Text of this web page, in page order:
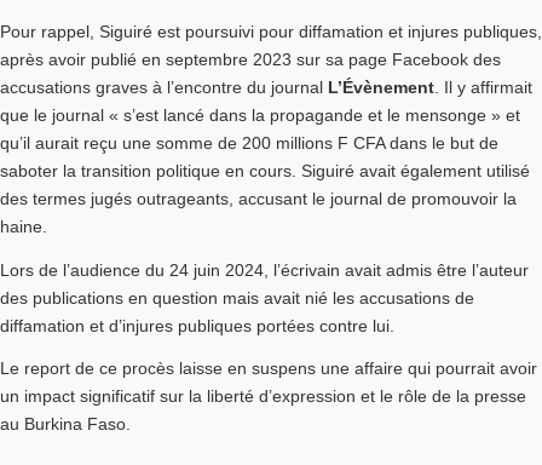
Pour rappel, Siguiré est poursuivi pour diffamation et injures publiques,
après avoir publié en septembre 2023 sur sa page Facebook des
accusations graves à l’encontre du journal L’Évènement. Il y affirmait
que le journal « s’est lancé dans la propagande et le mensonge » et
qu’il aurait reçu une somme de 200 millions F CFA dans le but de
saboter la transition politique en cours. Siguiré avait également utilisé
des termes jugés outrageants, accusant le journal de promouvoir la
haine.
Lors de l’audience du 24 juin 2024, l’écrivain avait admis être l’auteur
des publications en question mais avait nié les accusations de
diffamation et d’injures publiques portées contre lui.
Le report de ce procès laisse en suspens une affaire qui pourrait avoir
un impact significatif sur la liberté d’expression et le rôle de la presse
au Burkina Faso.